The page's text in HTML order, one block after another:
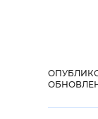
ОБНОВЛЕНО